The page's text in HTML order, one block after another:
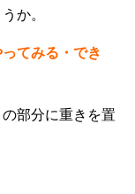
か。
ってみる・でき
の部分に重きを置